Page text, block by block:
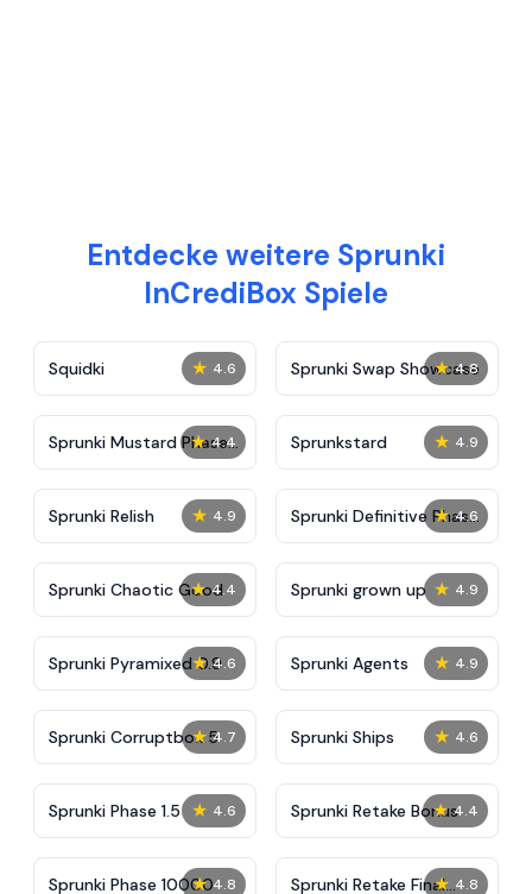
Entdecke weitere Sprunki
InCrediBox Spiele
★ 4.6
Squidki ★ 4.8
Sprunki Swap Showcase
★ 4.4
Sprunki Mustard Phase
2
★ 4.9
Sprunkstard
★ 4.9
Sprunki Relish ★ 4.6
Sprunki Definitive Phase
7
★ 4.4
Sprunki Chaotic Good ★ 4.9
Sprunki grown up
★ 4.6
Sprunki Pyramixed 0.9 ★ 4.9
Sprunki Agents
★ 4.7
Sprunki Corruptbox 5 ★ 4.6
Sprunki Ships
★ 4.6
Sprunki Phase 1.5 ★ 4.4
Sprunki Retake Bonus
★ 4.8
Sprunki Phase 10000 ★ 4.8
Sprunki Retake Final